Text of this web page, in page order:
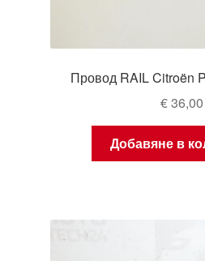
Провод RAIL Citroën
€36,00
Добавяне в